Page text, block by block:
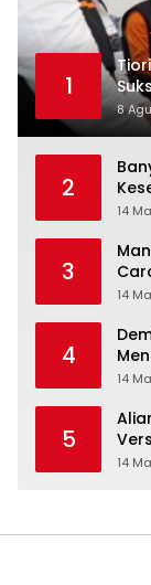
1
8
2
14
3
14
4
14
5
14